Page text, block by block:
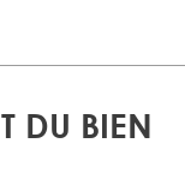
DU BIEN